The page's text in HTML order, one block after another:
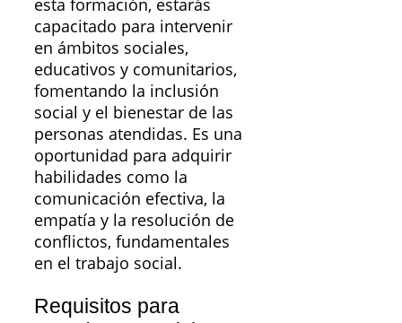
esta formación, estarás
capacitado para intervenir
en ámbitos sociales,
educativos y comunitarios,
fomentando la inclusión
social y el bienestar de las
personas atendidas. Es una
oportunidad para adquirir
habilidades como la
comunicación efectiva, la
empatía y la resolución de
conflictos, fundamentales
en el trabajo social.
Requisitos para